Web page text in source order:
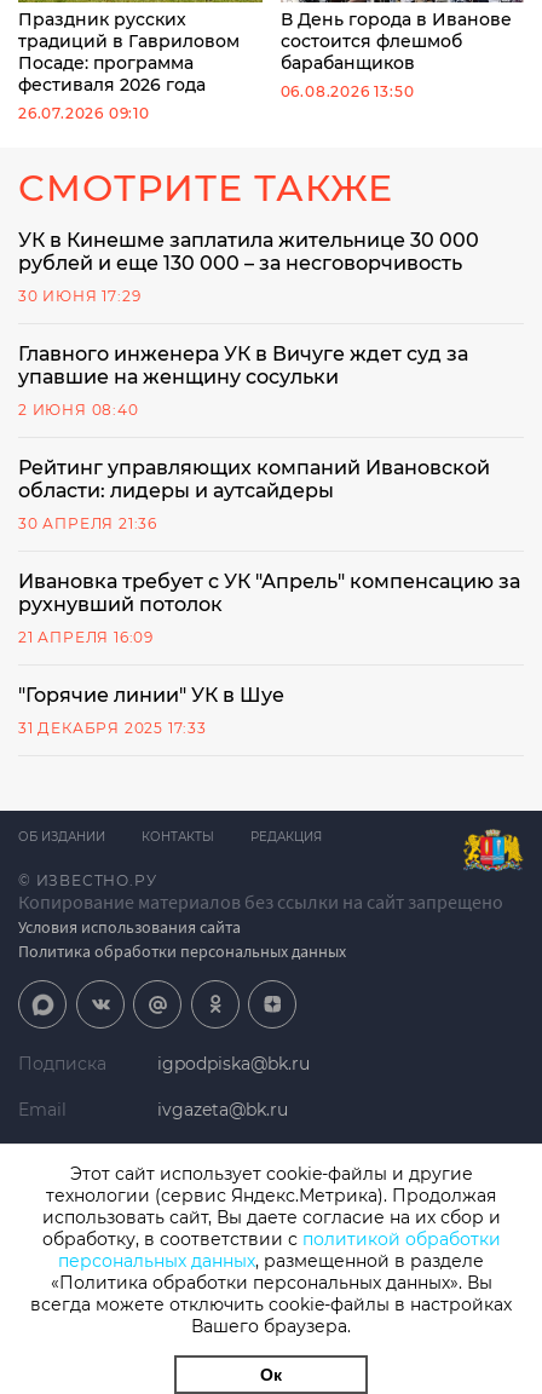
Праздник русских
традиций в Гавриловом
Посаде: программа
фестиваля 2026 года
26.07.2026 09:10
В День города в Иванове
состоится флешмоб
барабанщиков
06.08.2026 13:50
СМОТРИТЕ ТАКЖЕ
УК в Кинешме заплатила жительнице 30 000
рублей и еще 130 000 – за несговорчивость
30 ИЮНЯ 17:29
Главного инженера УК в Вичуге ждет суд за
упавшие на женщину сосульки
2 ИЮНЯ 08:40
Рейтинг управляющих компаний Ивановской
области: лидеры и аутсайдеры
30 АПРЕЛЯ 21:36
Ивановка требует с УК "Апрель" компенсацию за
рухнувший потолок
21 АПРЕЛЯ 16:09
"Горячие линии" УК в Шуе
31 ДЕКАБРЯ 2025 17:33
© ИЗВЕСТНО.РУ
Копирование материалов без ссылки на сайт запрещено
Условия использования сайта
Политика обработки персональных данных
ОБ ИЗДАНИИ КОНТАКТЫ РЕДАКЦИЯ
Подписка igpodpiska@bk.ru
Email ivgazeta@bk.ru
Телефон +7 (4932) 41-94-81
СМИ: Izvestno.ru. Реестровая запись 08.11.2019 серия ЭЛ № ФС 77 -
77192, зарегистрировано Роскомнадзором
Учредитель: БУ «Ивановские газеты». Главный редактор:
Этот сайт использует cookie-файлы и другие
технологии (сервис Яндекс.Метрика). Продолжая
использовать сайт, Вы даете согласие на их сбор и
обработку, в соответствии с политикой обработки
персональных данных, размещенной в разделе
«Политика обработки персональных данных». Вы
всегда можете отключить cookie-файлы в настройках
Вашего браузера.
Ок